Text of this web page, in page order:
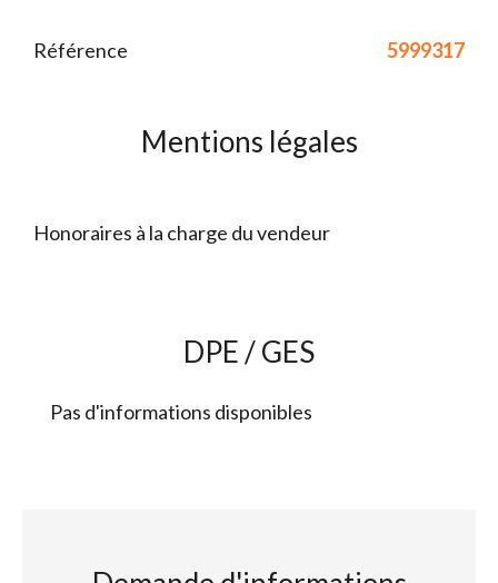
Référence 5999317
Mentions légales
Honoraires à la charge du vendeur
DPE / GES
Pas d'informations disponibles